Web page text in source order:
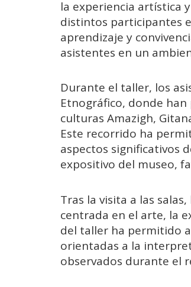
la experiencia artística
distintos participantes
aprendizaje y
asistentes en un
Durante el taller, los
Etnográfico, donde
culturas Amazigh,
Este recorrido ha
aspectos significativos
expositivo del museo,
Tras la visita a las
centrada en el arte, la
del taller ha permitido
orientadas a la
observados durante el